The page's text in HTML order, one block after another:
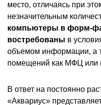
место, отличаясь при
незначительным
компьютеры в форм-
востребованы в
объемом информации, а
помещений как МФЦ или
В ответ на постоянно
«Аквариус»